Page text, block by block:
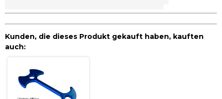
Kunden, die dieses Produkt gekauft haben, kauften
auch: